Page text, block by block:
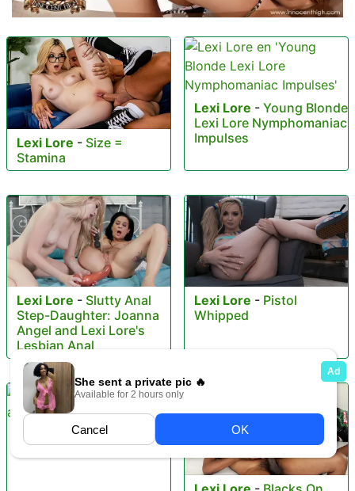
Lexi Lore - Size =
Stamina
Lexi Lore - Young Blonde
Lexi Lore Nymphomaniac
Impulses
Lexi Lore - Slutty Anal
Step-Daughter: Joanna
Angel and Lexi Lore's
Lesbian Anal
Lexi Lore - Pistol
Whipped
Lexi Lore-gets dp and
gangbanged